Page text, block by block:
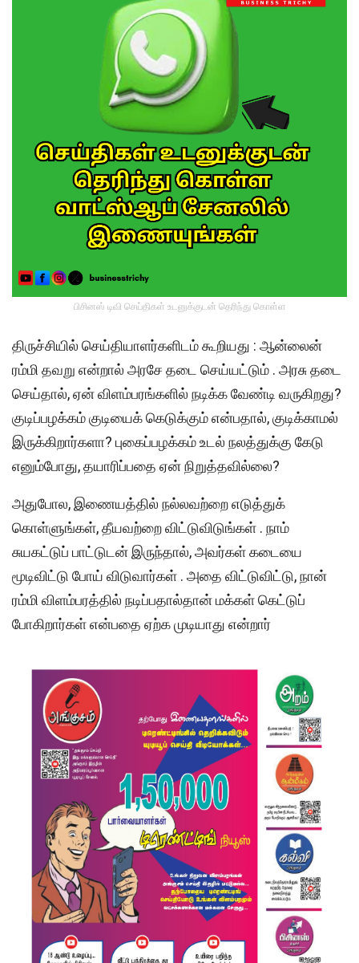
பிசினஸ் டிவி செய்திகள் உடனுக்குடன் தெரிந்து கொள்ள
திருச்சியில் செய்தியாளர்களிடம் கூறியது : ஆன்லைன்
ரம்மி தவறு என்றால் அரசே தடை செய்யட்டும் . அரசு தடை
செய்தால், ஏன் விளம்பரங்களில் நடிக்க வேண்டி வருகிறது?
குடிப்பழக்கம் குடியைக் கெடுக்கும் என்பதால், குடிக்காமல்
இருக்கிறார்களா? புகைப்பழக்கம் உடல் நலத்துக்கு கேடு
எனும்போது, தயாரிப்பதை ஏன் நிறுத்தவில்லை?
அதுபோல, இணையத்தில் நல்லவற்றை எடுத்துக்
கொள்ளுங்கள், தீயவற்றை விட்டுவிடுங்கள் . நாம்
சுயகட்டுப் பாட்டுடன் இருந்தால், அவர்கள் கடையை
மூடிவிட்டு போய் விடுவார்கள் . அதை விட்டுவிட்டு, நான்
ரம்மி விளம்பரத்தில் நடிப்பதால்தான் மக்கள் கெட்டுப்
போகிறார்கள் என்பதை ஏற்க முடியாது என்றார்